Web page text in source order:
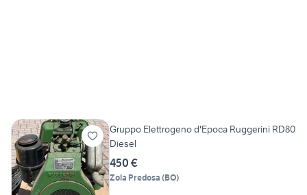
Gruppo Elettrogeno d'Epoca Ruggerini RD80
Diesel
450 €
Zola Predosa (BO)